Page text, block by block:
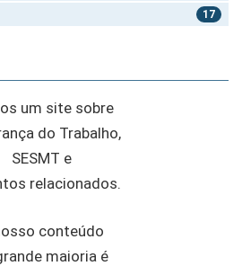
17
um site sobre
do Trabalho,
SESMT e
relacionados.
conteúdo
maioria é